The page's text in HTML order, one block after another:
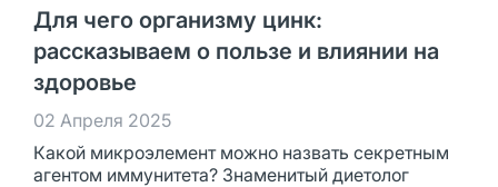
Для чего организму цинк:
рассказываем о пользе и влиянии на
здоровье
02 Апреля 2025
Какой микроэлемент можно назвать секретным
агентом иммунитета? Знаменитый диетолог